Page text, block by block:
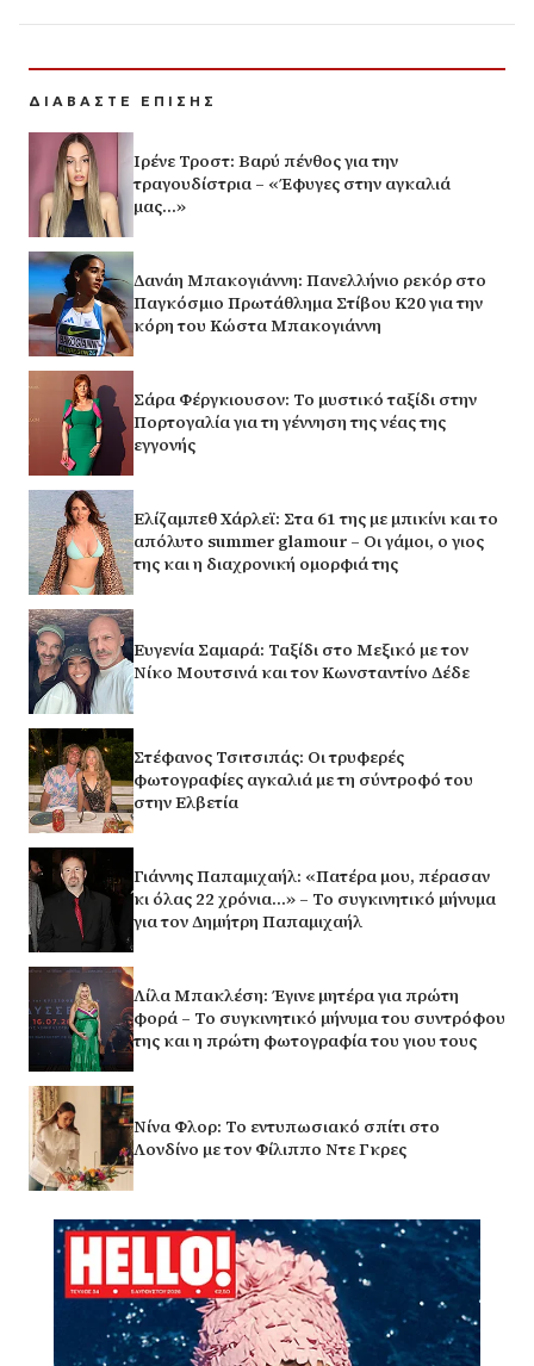
ΔΙΑΒΑΣΤΕ ΕΠΙΣΗΣ
Ιρένε Τροστ: Βαρύ πένθος για την
τραγουδίστρια – «Έφυγες στην αγκαλιά
μας…»
Δανάη Μπακογιάννη: Πανελλήνιο ρεκόρ στο
Παγκόσμιο Πρωτάθλημα Στίβου Κ20 για την
κόρη του Κώστα Μπακογιάννη
Σάρα Φέργκιουσον: Το μυστικό ταξίδι στην
Πορτογαλία για τη γέννηση της νέας της
εγγονής
Ελίζαμπεθ Χάρλεϊ: Στα 61 της με μπικίνι και το
απόλυτο summer glamour – Οι γάμοι, ο γιος
της και η διαχρονική ομορφιά της
Ευγενία Σαμαρά: Ταξίδι στο Μεξικό με τον
Νίκο Μουτσινά και τον Κωνσταντίνο Δέδε
Στέφανος Τσιτσιπάς: Οι τρυφερές
φωτογραφίες αγκαλιά με τη σύντροφό του
στην Ελβετία
Γιάννης Παπαμιχαήλ: «Πατέρα μου, πέρασαν
κι όλας 22 χρόνια…» – Το συγκινητικό μήνυμα
για τον Δημήτρη Παπαμιχαήλ
Λίλα Μπακλέση: Έγινε μητέρα για πρώτη
φορά – Το συγκινητικό μήνυμα του συντρόφου
της και η πρώτη φωτογραφία του γιου τους
Νίνα Φλορ: Το εντυπωσιακό σπίτι στο
Λονδίνο με τον Φίλιππο Ντε Γκρες